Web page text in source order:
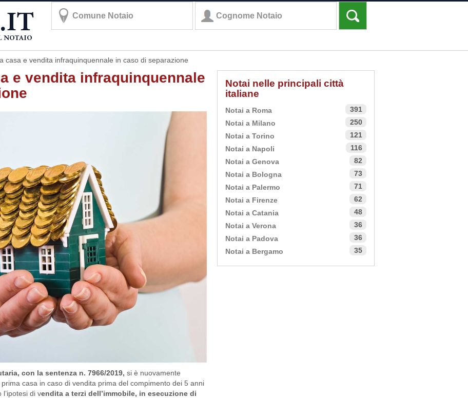
casa e vendita infraquinquennale in caso di separazione
e vendita infraquinquennale
con la sentenza n. 7966/2019, si è nuovamente
casa in caso di vendita prima del compimento dei 5 anni
di vendita a terzi dell’immobile, in esecuzione di
Notai nelle principali città
italiane
Notai a Roma
391
Notai a Milano
250
Notai a Torino
121
Notai a Napoli
116
Notai a Genova
82
Notai a Bologna
73
Notai a Palermo
71
Notai a Firenze
62
Notai a Catania
48
Notai a Verona
36
Notai a Padova
36
Notai a Bergamo
35